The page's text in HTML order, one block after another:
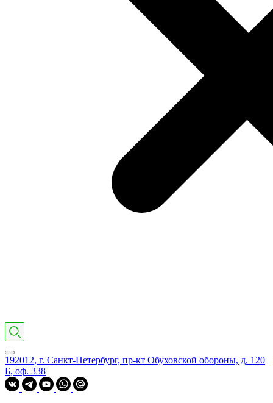
192012, г. Санкт-Петербург, пр-кт Обуховской обороны, д. 120
Б, оф. 338